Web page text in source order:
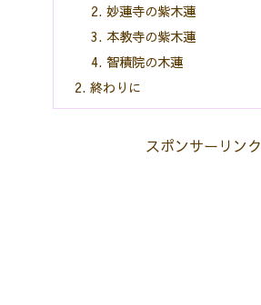
妙蓮寺の紫木蓮
本教寺の紫木蓮
智積院の木蓮
終わりに
スポンサーリンク